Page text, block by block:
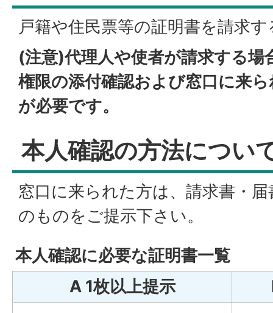
戸籍や住民票等の証明書を請求す
(注意)代理人や使者が請求する場
権限の添付確認および窓口に来
が必要です。
本人確認の方法につい
窓口に来られた方は、請求書・
のものをご提示下さい。
本人確認に必要な証明書一覧
A 1枚以上提示